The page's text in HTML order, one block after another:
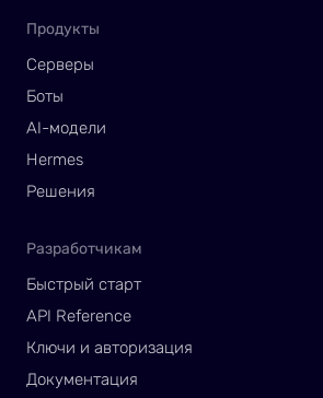
Продукты
Серверы
Боты
AI-модели
Hermes
Решения
Разработчикам
Быстрый старт
API Reference
Ключи и авторизация
Документация